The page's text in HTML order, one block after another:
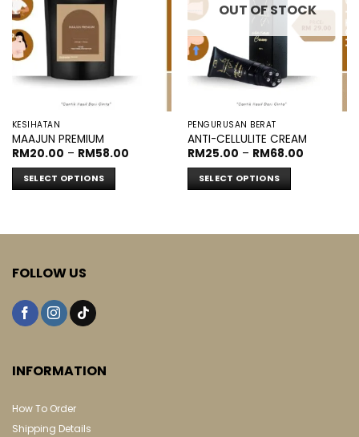
KESIHATAN
MAAJUN PREMIUM
RM20.00 – RM58.00Price
SELECT OPTIONS
has
variants.
The
options
may
on
page
OUT OF STOCK
PENGURUSAN BERAT
ANTI-CELLULITE CREAM
RM25.00 – RM68.00Price
SELECT OPTIONS
has
FOLLOW US
INFORMATION
How To Order
Shipping Details